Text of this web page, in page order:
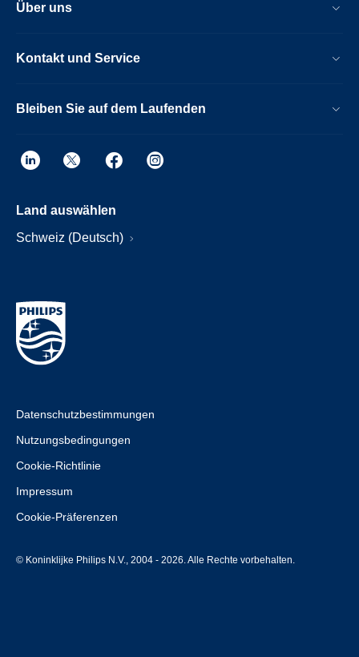
Über uns
Kontakt und Service
Bleiben Sie auf dem Laufenden
Land auswählen
Schweiz (Deutsch)
Datenschutzbestimmungen
Nutzungsbedingungen
Cookie-Richtlinie
Impressum
Cookie-Präferenzen
© Koninklijke Philips N.V., 2004 - 2026. Alle Rechte vorbehalten.